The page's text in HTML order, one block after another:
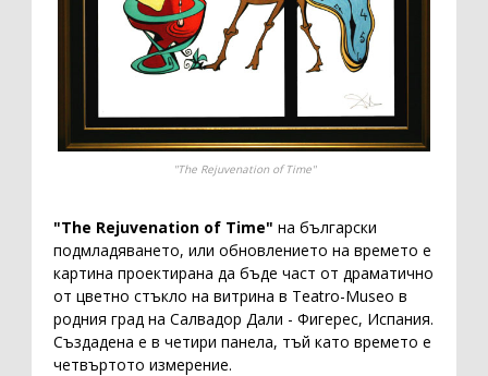
"The Rejuvenation of Time"
"The Rejuvenation of Time" на български
подмладяването, или обновлението на времето е
картина проектирана да бъде част от драматично
от цветно стъкло на витрина в Teatro-Museo в
родния град на Салвадор Дали - Фигерес, Испания.
Създадена е в четири панела, тъй като времето е
четвъртото измерение.